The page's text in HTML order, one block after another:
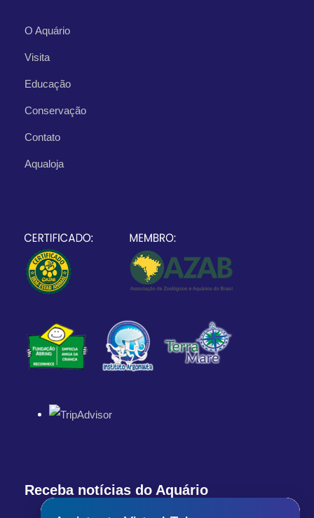
O Aquário
Visita
Educação
Conservação
Contato
Aqualoja
Receba notícias do Aquário